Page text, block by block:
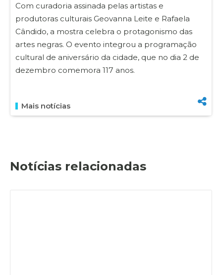
Com curadoria assinada pelas artistas e
produtoras culturais Geovanna Leite e Rafaela
Cândido, a mostra celebra o protagonismo das
artes negras. O evento integrou a programação
cultural de aniversário da cidade, que no dia 2 de
dezembro comemora 117 anos.
Mais notícias
Notícias relacionadas